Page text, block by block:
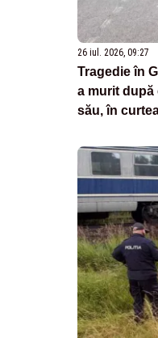
26 iul. 2026, 09:27
Tragedie în
a murit după
său, în